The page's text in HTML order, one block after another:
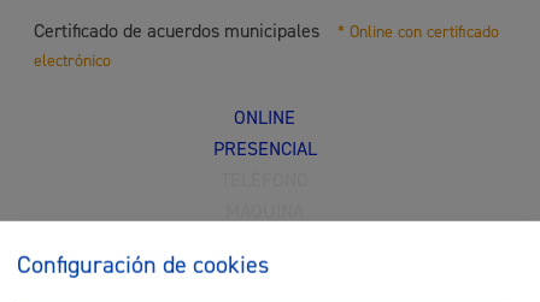
Certificado de acuerdos municipales
* Online con certificado
electrónico
ONLINE
PRESENCIAL
Certificado de estar al corriente en el pago
Configuración de cookies